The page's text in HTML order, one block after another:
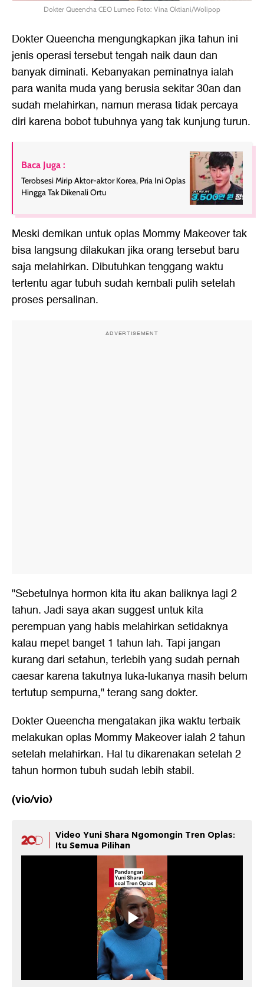
Dokter Queencha CEO Lumeo Foto: Vina Oktiani/Wolipop
Dokter Queencha mengungkapkan jika tahun ini
jenis operasi tersebut tengah naik daun dan
banyak diminati. Kebanyakan peminatnya ialah
para wanita muda yang berusia sekitar 30an dan
sudah melahirkan, namun merasa tidak percaya
diri karena bobot tubuhnya yang tak kunjung turun.
Baca Juga :
Terobsesi Mirip Aktor-aktor Korea, Pria Ini Oplas
Hingga Tak Dikenali Ortu
Meski demikan untuk oplas Mommy Makeover tak
bisa langsung dilakukan jika orang tersebut baru
saja melahirkan. Dibutuhkan tenggang waktu
tertentu agar tubuh sudah kembali pulih setelah
proses persalinan.
ADVERTISEMENT
"Sebetulnya hormon kita itu akan baliknya lagi 2
tahun. Jadi saya akan suggest untuk kita
perempuan yang habis melahirkan setidaknya
kalau mepet banget 1 tahun lah. Tapi jangan
kurang dari setahun, terlebih yang sudah pernah
caesar karena takutnya luka-lukanya masih belum
tertutup sempurna," terang sang dokter.
Dokter Queencha mengatakan jika waktu terbaik
melakukan oplas Mommy Makeover ialah 2 tahun
setelah melahirkan. Hal tu dikarenakan setelah 2
tahun hormon tubuh sudah lebih stabil.
(vio/vio)
Video Yuni Shara Ngomongin Tren Oplas:
Itu Semua Pilihan